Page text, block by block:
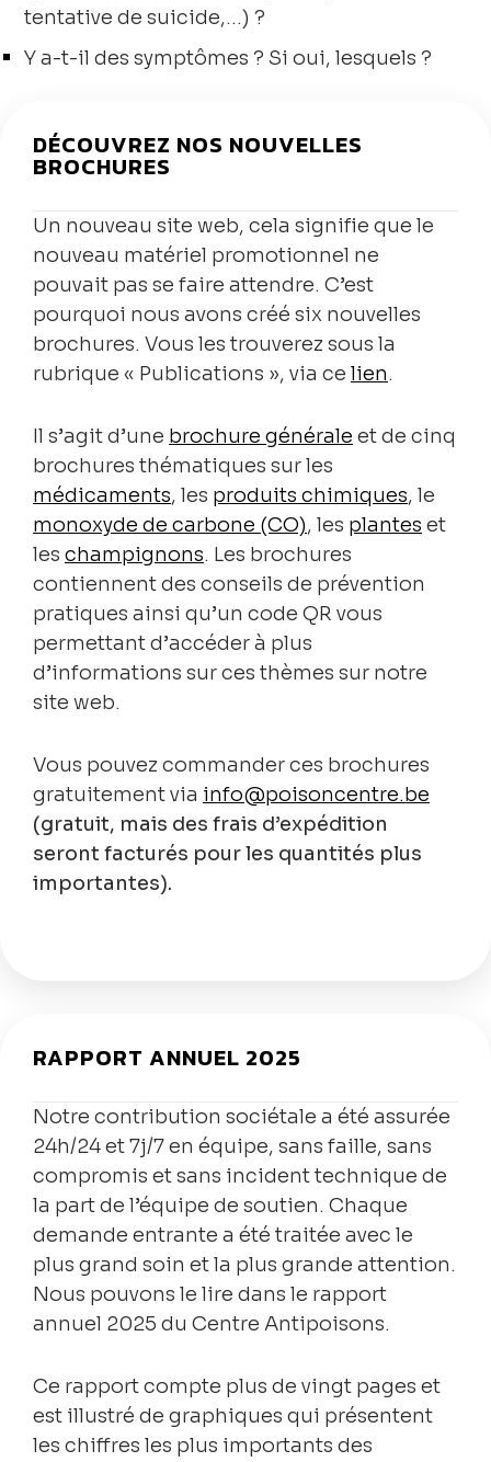
tentative de suicide,…) ?
Y a-t-il des symptômes ? Si oui, lesquels ?
DÉCOUVREZ NOS NOUVELLES
BROCHURES
Un nouveau site web, cela signifie que le
nouveau matériel promotionnel ne
pouvait pas se faire attendre. C’est
pourquoi nous avons créé six nouvelles
brochures. Vous les trouverez sous la
rubrique « Publications », via ce lien.
Il s’agit d’une brochure générale et de cinq
brochures thématiques sur les
médicaments, les produits chimiques, le
monoxyde de carbone (CO), les plantes et
les champignons. Les brochures
contiennent des conseils de prévention
pratiques ainsi qu’un code QR vous
permettant d’accéder à plus
d’informations sur ces thèmes sur notre
site web.
Vous pouvez commander ces brochures
gratuitement via info@poisoncentre.be
(gratuit, mais des frais d’expédition
seront facturés pour les quantités plus
importantes).
RAPPORT ANNUEL 2025
Notre contribution sociétale a été assurée
24h/24 et 7j/7 en équipe, sans faille, sans
compromis et sans incident technique de
la part de l’équipe de soutien. Chaque
demande entrante a été traitée avec le
plus grand soin et la plus grande attention.
Nous pouvons le lire dans le rapport
annuel 2025 du Centre Antipoisons.
Ce rapport compte plus de vingt pages et
est illustré de graphiques qui présentent
les chiffres les plus importants des